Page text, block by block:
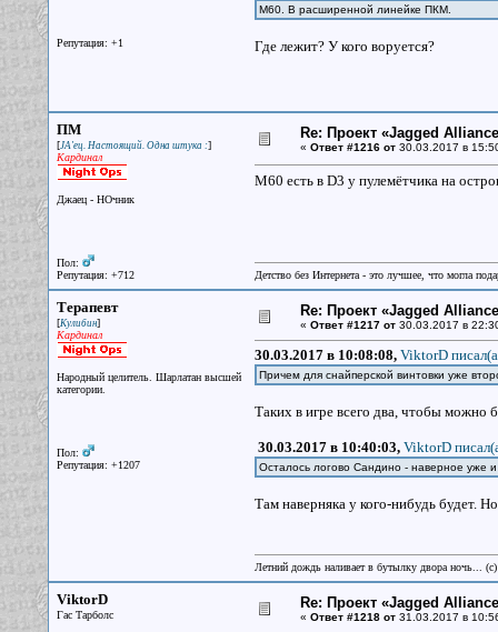
Репутация: +1
М60. В расширенной линейке ПКМ.
Где лежит? У кого воруется?
ПМ
[JA'ец. Настоящий. Одна штука :]
Кардинал
Джаец - НОчник
Пол:
Репутация: +712
Re: Проект «Jagged
« Ответ #1216 от30.03.2017 в
М60 есть в D3 у пулемётчика на
Детство без Интернета - это лучшее, что могла
Терапевт
[Кулибин]
Кардинал
Народный целитель. Шарлатан высшей
категории.
Пол:
Репутация: +1207
Re: Проект «Jagged
« Ответ #1217 от30.03.2017 в
30.03.2017 в 10:08:08, ViktorD
Причем для снайперской винтовки уже
Таких в игре всего два, чтобы можно
30.03.2017 в 10:40:03, ViktorD
Осталось логово Сандино - наверное уже
Там наверняка у кого-нибудь будет.
Летний дождь наливает в бутылку двора ночь...
ViktorD
Гас Тарболс
Re: Проект «Jagged
« Ответ #1218 от31.03.2017 в